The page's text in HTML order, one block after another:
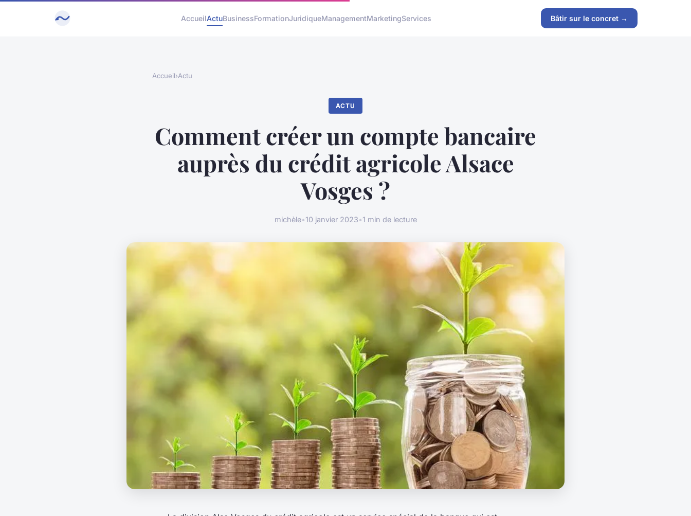
AccueilActuBusinessFormationJuridiqueManagementMarketingServices Bâtir sur le concret →
Accueil›Actu
ACTU
Comment créer un compte bancaire
auprès du crédit agricole Alsace
Vosges ?
michèle•10 janvier 2023•1 min de lecture